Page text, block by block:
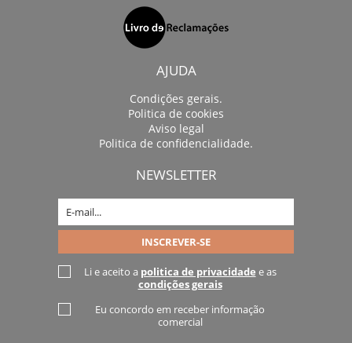
AJUDA
Condições gerais.
Politica de cookies
Aviso legal
Politica de confidencialidade.
NEWSLETTER
Li e aceito a politica de privacidade e as
condições gerais
Eu concordo em receber informação
comercial